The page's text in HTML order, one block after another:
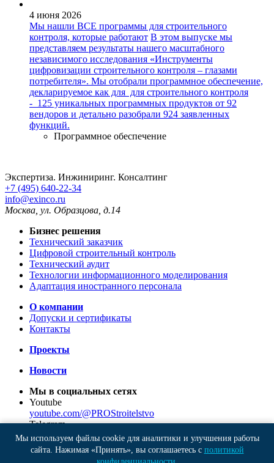
4 июня 2026
Мы нашли ВСЕ программы для строительного
контроля, которые работают В этом выпуске мы
представляем результаты нашего масштабного
независимого исследования «Инструменты
цифровизации строительного контроля – глазами
потребителя». Мы отобрали программное обеспечение,
декларируемое как для для строительного контроля
- 125 уникальных программных продуктов от 92
вендоров и детально разобрали 924 заявленных
функций.
Программное обеспечение
Экспертиза. Инжиниринг. Консалтинг
+7 (495) 640-22-34
info@exinco.ru
Москва ул. Образцова, д.14
Бизнес решения
Технический заказчик
Цифровой строительный контроль
Технический аудит
Технологии информационного моделирования
Адаптация иностранного персонала
О компании
Допуски и сертификаты
Контакты
Проекты
Новости
Мы в социальных сетях
Youtube
youtube.com/@PROStroitelstvo
Telegram
t.me/sedo_channel
VK
vk.com/dolzhnikov_sergey
Мы используем файлы cookie для аналитики и улучшения работы
сайта. Нажимая «Принять», вы соглашаетесь с политикой